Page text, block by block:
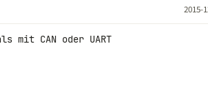
2015-
mit CAN oder UART